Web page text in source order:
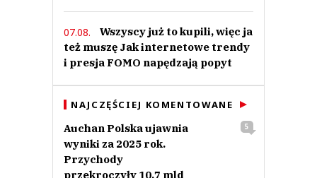
07.08.
Wszyscy już to kupili, więc ja
też muszę Jak internetowe trendy
i presja FOMO napędzają popyt
NAJCZĘŚCIEJ KOMENTOWANE
Auchan Polska ujawnia
wyniki za 2025 rok.
Przychody
przekroczyły 10,7 mld
5